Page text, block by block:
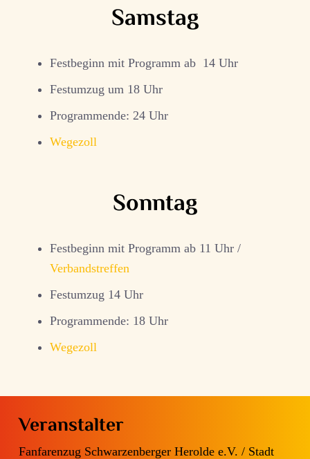
Samstag
Festbeginn mit Programm ab 14 Uhr
Festumzug um 18 Uhr
Programmende: 24 Uhr
Wegezoll
Sonntag
Festbeginn mit Programm ab 11 Uhr /
Verbandstreffen
Festumzug 14 Uhr
Programmende: 18 Uhr
Wegezoll
Veranstalter
Fanfarenzug Schwarzenberger Herolde e.V. / Stadt